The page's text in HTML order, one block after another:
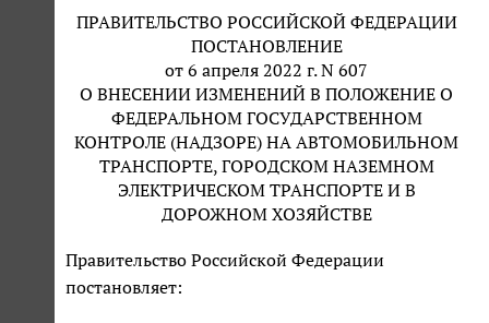
ПРАВИТЕЛЬСТВО РОССИЙСКОЙ ФЕДЕРАЦИИ
ПОСТАНОВЛЕНИЕ
от 6 апреля 2022 г. N 607
О ВНЕСЕНИИ ИЗМЕНЕНИЙ В ПОЛОЖЕНИЕ О
ФЕДЕРАЛЬНОМ ГОСУДАРСТВЕННОМ
КОНТРОЛЕ (НАДЗОРЕ) НА АВТОМОБИЛЬНОМ
ТРАНСПОРТЕ, ГОРОДСКОМ НАЗЕМНОМ
ЭЛЕКТРИЧЕСКОМ ТРАНСПОРТЕ И В
ДОРОЖНОМ ХОЗЯЙСТВЕ
Правительство Российской Федерации
постановляет: